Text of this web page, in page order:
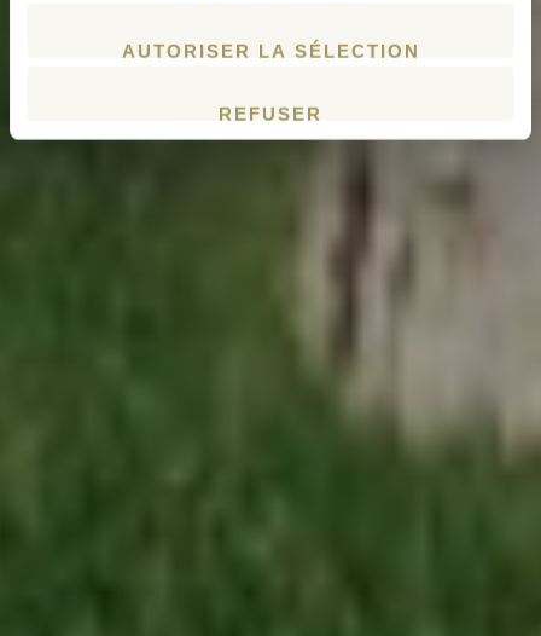
AUTORISER LA SÉLECTION
REFUSER